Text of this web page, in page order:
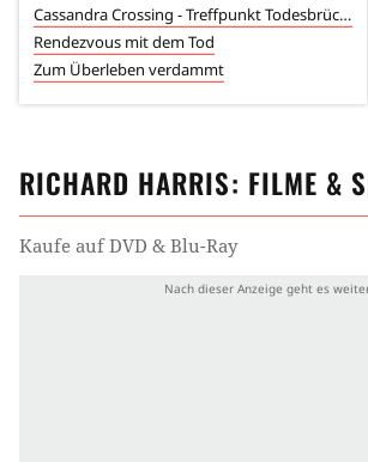
Cassandra Crossing - Treffpunkt Todesbrücke
Rendezvous mit dem Tod
Zum Überleben verdammt
RICHARD HARRIS: FILME &
Kaufe auf DVD & Blu-Ray